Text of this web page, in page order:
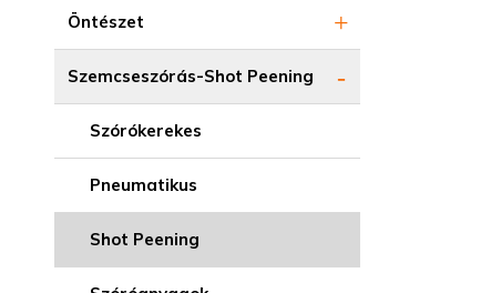
Öntészet
Szemcseszórás-Shot Peening
Szórókerekes
Pneumatikus
Shot Peening